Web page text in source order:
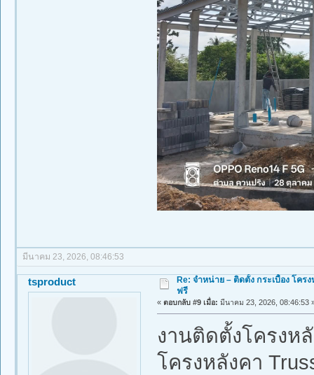
มีนาคม 23, 2026, 08:46:53
tsproduct
Re: จำหน่าย – ติดตั้ง กระเบื้อง โคร
ฟรี
« ตอบกลับ #9 เมื่อ: มีนาคม 23, 2026, 08:46:53
งานติดตั้งโครงห
โครงหลังคา